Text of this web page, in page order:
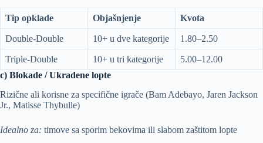
Tip opklade Objašnjenje Kvota
Double-Double 10+ u dve kategorije 1.80–2.50
Triple-Double 10+ u tri kategorije
5.00–12.00
c) Blokade / Ukradene lopte
Rizične ali korisne za specifične igrače (Bam Adebayo, Jaren Jackson
Jr., Matisse Thybulle)
Idealno za: timove sa sporim bekovima ili slabom zaštitom lopte